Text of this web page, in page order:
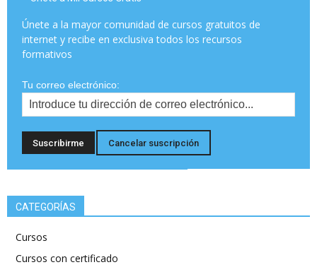
Únete a la mayor comunidad de cursos gratuitos de
internet y recibe en exclusiva todos los recursos
formativos
Tu correo electrónico:
CATEGORÍAS
Cursos
Cursos con certificado